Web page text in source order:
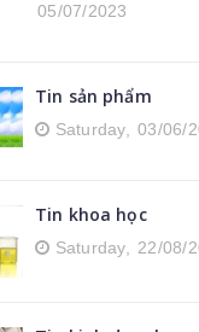
05/07/2023
Tin sản phẩm
Saturday, 03/06/
Tin khoa học
Saturday, 22/08/